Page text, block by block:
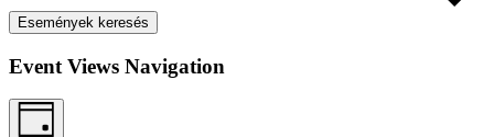
Események keresés
Event Views Navigation